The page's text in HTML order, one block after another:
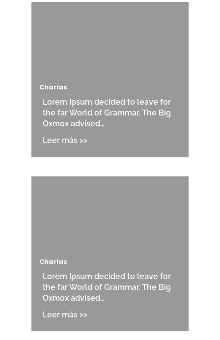
Charlas
Lorem Ipsum decided to leave for
the far World of Grammar. The Big
Oxmox advised…
Charlas
Lorem Ipsum decided to leave for
the far World of Grammar. The Big
Oxmox advised…